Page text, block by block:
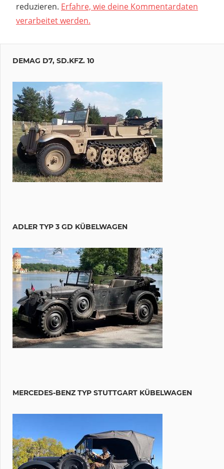
reduzieren. Erfahre, wie deine Kommentardaten
verarbeitet werden.
DEMAG D7, SD.KFZ. 10
ADLER TYP 3 GD KÜBELWAGEN
MERCEDES-BENZ TYP STUTTGART KÜBELWAGEN